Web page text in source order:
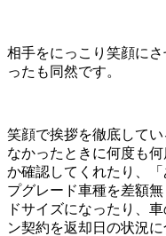
相手をにっこり笑顔に
ったも同然です。
笑顔で挨拶を徹底して
なかったときに何度も
か確認してくれたり、
プグレード車種を差額
ドサイズになったり、
ン契約を返却日の状況